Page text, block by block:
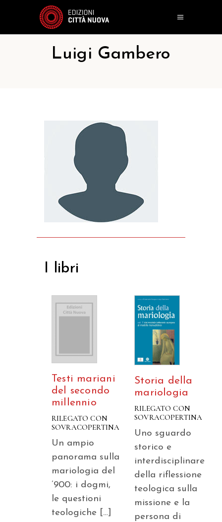
Luigi Gambero
I libri
Testi mariani
del secondo
millennio
RILEGATO CON
SOVRACOPERTINA
Un ampio
panorama sulla
mariologia del
’900: i dogmi,
le questioni
teologiche […]
Storia della
mariologia
RILEGATO CON
SOVRACOPERTINA
Uno sguardo
storico e
interdisciplinare
della riflessione
teologica sulla
missione e la
persona di